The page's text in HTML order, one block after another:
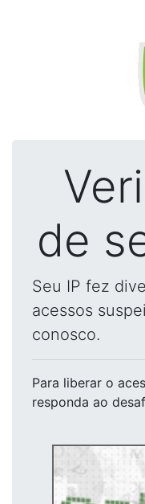
de
Seu IP fez
acessos
conosco.
Para liberar o
responda ao